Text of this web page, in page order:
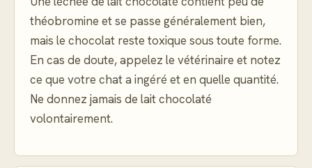
théobromine et se passe généralement bien,
mais le chocolat reste toxique sous toute forme.
En cas de doute, appelez le vétérinaire et notez
ce que votre chat a ingéré et en quelle quantité.
Ne donnez jamais de lait chocolaté
volontairement.